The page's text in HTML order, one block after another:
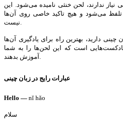
ندارند، لحن خنثی نامیده می‌شود. این
می‌شود و هیچ تاکید خاصی روی آن‌ها
دارید، بهترین راه برای یادگیری آن‌ها
است که این لحن‌ها را به شما
عبارات رایج در زبان چینی
Hello — nǐ hǎo
سلام